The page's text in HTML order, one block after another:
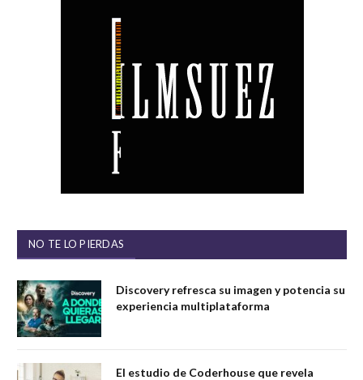
NO TE LO PIERDAS
Discovery refresca su imagen y potencia su
experiencia multiplataforma
El estudio de Coderhouse que revela